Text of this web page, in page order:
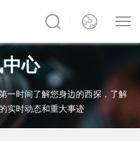
心
一时间了解您身边的西探，了解
实时动态和重大事迹